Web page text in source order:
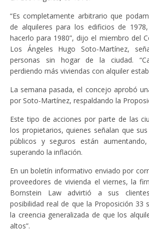
“Es completamente arbitrario que
de alquileres para los edificios de
hacerlo para 1980”, dijo el miembro del
Los Ángeles Hugo Soto-Martínez,
personas sin hogar de la ciudad.
perdiendo más viviendas con alquiler
La semana pasada, el concejo aprobó
por Soto-Martínez, respaldando la
Este tipo de acciones por parte de las
los propietarios, quienes señalan que
públicos y seguros están
superando la inflación.
En un boletín informativo enviado por
proveedores de vivienda el viernes, la
Bornstein Law advirtió a sus
posibilidad real de que la Proposición 33
la creencia generalizada de que los
altos”.